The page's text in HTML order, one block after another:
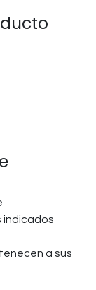
indicados
a sus